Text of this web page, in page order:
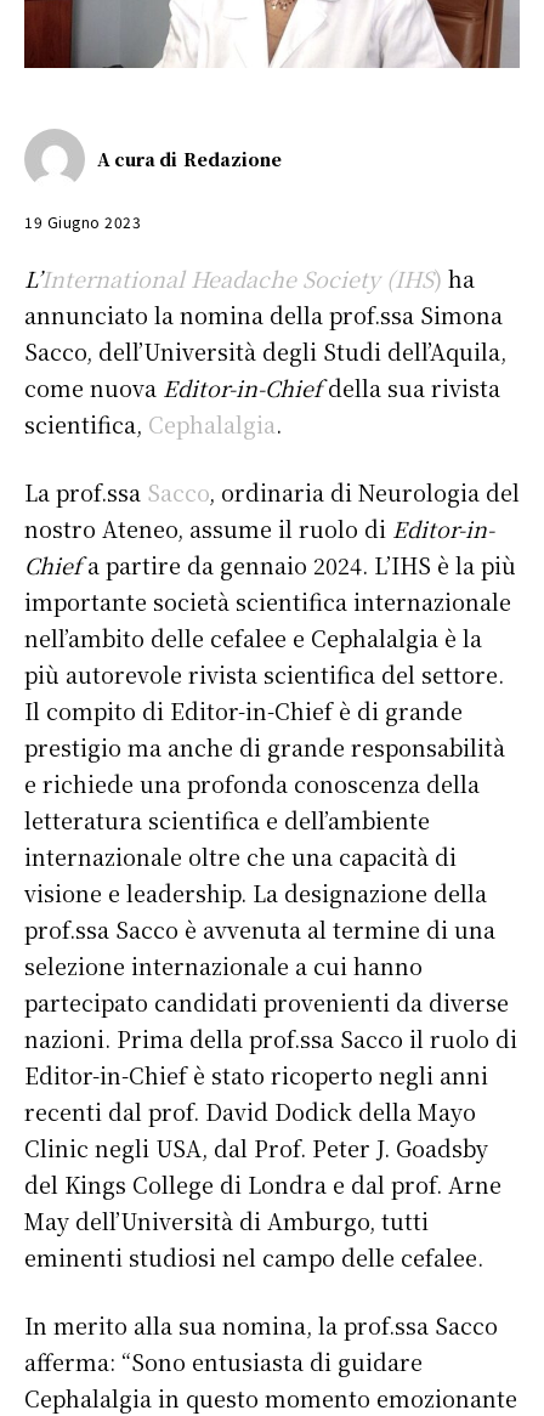
A cura di Redazione
19 Giugno 2023
L’International Headache Society (IHS) ha
annunciato la nomina della prof.ssa Simona
Sacco, dell’Università degli Studi dell’Aquila,
come nuova Editor-in-Chiefdella sua rivista
scientifica, Cephalalgia.
La prof.ssa Sacco, ordinaria di Neurologia del
nostro Ateneo, assume il ruolo di Editor-in-
Chiefa partire da gennaio 2024. L’IHS è la più
importante società scientifica internazionale
nell’ambito delle cefalee e Cephalalgia è la
più autorevole rivista scientifica del settore.
Il compito di Editor-in-Chief è di grande
prestigio ma anche di grande responsabilità
e richiede una profonda conoscenza della
letteratura scientifica e dell’ambiente
internazionale oltre che una capacità di
visione e leadership. La designazione della
prof.ssa Sacco è avvenuta al termine di una
selezione internazionale a cui hanno
partecipato candidati provenienti da diverse
nazioni. Prima della prof.ssa Sacco il ruolo di
Editor-in-Chief è stato ricoperto negli anni
recenti dal prof. David Dodick della Mayo
Clinic negli USA, dal Prof. Peter J. Goadsby
del Kings College di Londra e dal prof. Arne
May dell’Università di Amburgo, tutti
eminenti studiosi nel campo delle cefalee.
In merito alla sua nomina, la prof.ssa Sacco
afferma: “Sono entusiasta di guidare
Cephalalgia in questo momento emozionante